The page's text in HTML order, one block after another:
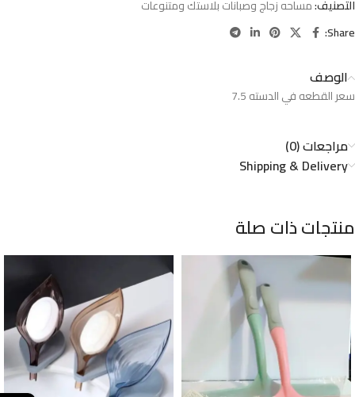
التصنيف:مساحه زجاج وصبانات بلاستك ومتنوعات
Share:
الوصف
سعر القطعه في الدسته 7.5
مراجعات (0)
Shipping & Delivery
منتجات ذات صلة